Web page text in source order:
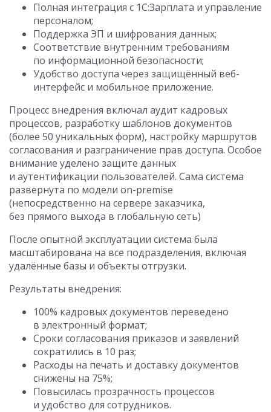
Полная интеграция с 1С:Зарплата и управление
персоналом;
Поддержка ЭП и шифрования данных;
Соответствие внутренним требованиям
по информационной безопасности;
Удобство доступа через защищённый веб-
интерфейс и мобильное приложение.
Процесс внедрения включал аудит кадровых
процессов, разработку шаблонов документов
(более 50 уникальных форм), настройку маршрутов
согласования и разграничение прав доступа. Особое
внимание уделено защите данных
и аутентификации пользователей. Сама система
развернута по модели on-premise
(непосредственно на сервере заказчика,
без прямого выхода в глобальную сеть)
После опытной эксплуатации система была
масштабирована на все подразделения, включая
удалённые базы и объекты отгрузки.
Результаты внедрения:
100% кадровых документов переведено
в электронный формат;
Сроки согласования приказов и заявлений
сократились в 10 раз;
Расходы на печать и доставку документов
снижены на 75%;
Повысилась прозрачность процессов
и удобство для сотрудников.